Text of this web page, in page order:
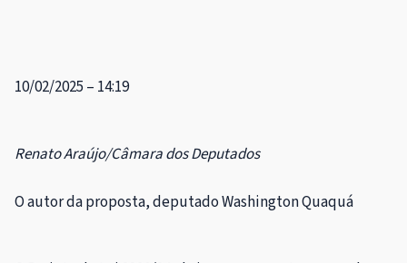
10/02/2025 – 14:19
Renato Araújo/Câmara dos Deputados
O autor da proposta, deputado Washington Quaquá